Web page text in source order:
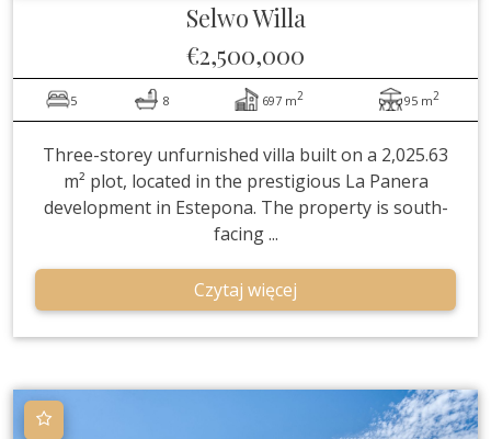
SelwoWilla
€2,500,000
5 8 697 m2 95 m2
Three-storey unfurnished villa built on a 2,025.63
m² plot, located in the prestigious La Panera
development in Estepona. The property is south-
facing ...
Czytaj więcej